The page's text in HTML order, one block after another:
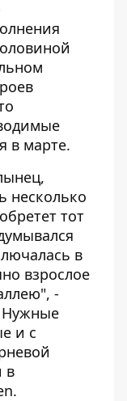
в марте.
несколько
тот
в
взрослое
-
Нужные
и с
в